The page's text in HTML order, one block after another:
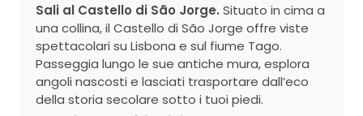
Sali al Castello di São Jorge. Situato in cima a
una collina, il Castello di São Jorge offre viste
spettacolari su Lisbona e sul fiume Tago.
Passeggia lungo le sue antiche mura, esplora
angoli nascosti e lasciati trasportare dall’eco
della storia secolare sotto i tuoi piedi.